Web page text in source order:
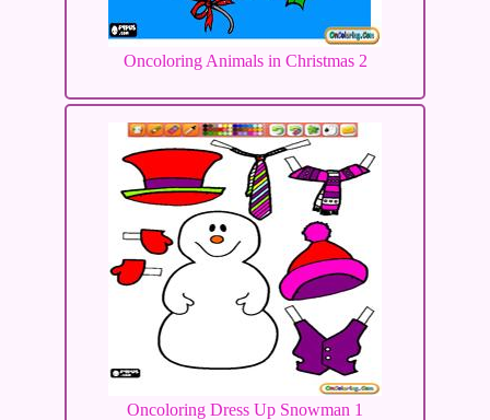
Oncoloring Animals in Christmas 2
Oncoloring Dress Up Snowman 1